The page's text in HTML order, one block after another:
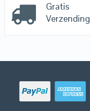
Gratis
Verzending